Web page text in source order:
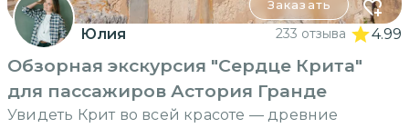
Заказать
Юлия 233 отзыва 4.99
Обзорная экскурсия "Сердце Крита"
для пассажиров Астория Гранде
Увидеть Крит во всей красоте — древние